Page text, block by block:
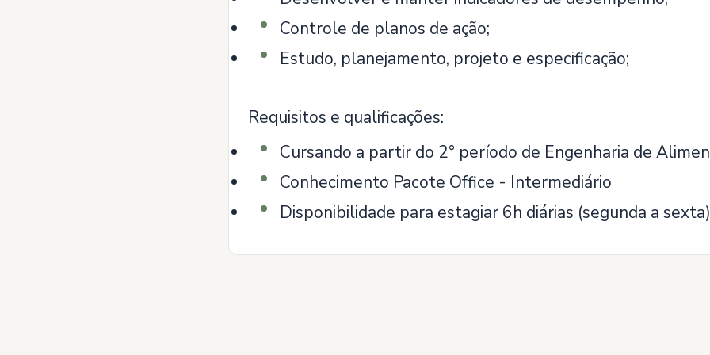
Controle de planos de ação;
Estudo, planejamento, projeto e especificação;
Requisitos e qualificações:
Cursando a partir do 2° período de Engenharia de
Conhecimento Pacote Office - Intermediário
Disponibilidade para estagiar 6h diárias (segunda a sexta)